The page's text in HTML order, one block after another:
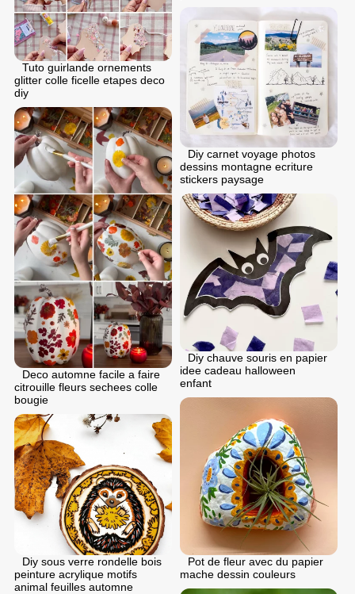
Tuto guirlande ornements
glitter colle ficelle etapes deco
diy
Diy carnet voyage photos
dessins montagne ecriture
stickers paysage
Deco automne facile a faire
citrouille fleurs sechees colle
bougie
Diy chauve souris en papier
idee cadeau halloween
enfant
Pot de fleur avec du papier
mache dessin couleurs
Diy sous verre rondelle bois
peinture acrylique motifs
animal feuilles automne